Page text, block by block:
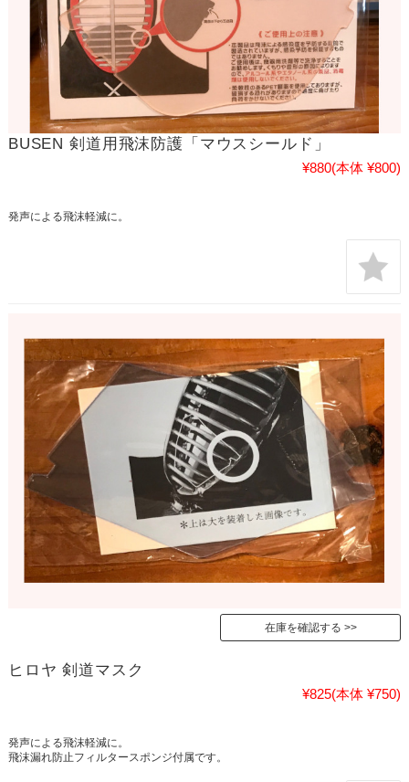
BUSEN 剣道用飛沫防護「マウスシールド」
¥880(本体 ¥800)
発声による飛沫軽減に。
在庫を確認する
ヒロヤ 剣道マスク
¥825(本体 ¥750)
発声による飛沫軽減に。
飛沫漏れ防止フィルタースポンジ付属です。